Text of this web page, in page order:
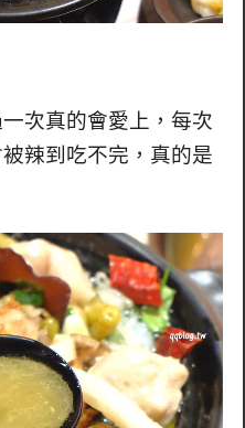
次真的會愛上，每次
辣到吃不完，真的是